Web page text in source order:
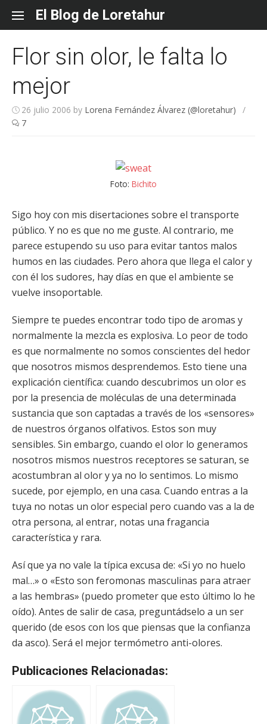
content
El Blog de Loretahur
Flor sin olor, le falta lo
mejor
26 julio 2006 by Lorena Fernández Álvarez (@loretahur)
/
7
Foto: Bichito
Sigo hoy con mis disertaciones sobre el transporte
público. Y no es que no me guste. Al contrario, me
parece estupendo su uso para evitar tantos malos
humos en las ciudades. Pero ahora que llega el calor y
con él los sudores, hay días en que el ambiente se
vuelve insoportable.
Siempre te puedes encontrar todo tipo de aromas y
normalmente la mezcla es explosiva. Lo peor de todo
es que normalmente no somos conscientes del hedor
que nosotros mismos desprendemos. Esto tiene una
explicación científica: cuando descubrimos un olor es
por la presencia de moléculas de una determinada
sustancia que son captadas a través de los «sensores»
de nuestros órganos olfativos. Estos son muy
sensibles. Sin embargo, cuando el olor lo generamos
nosotros mismos nuestros receptores se saturan, se
acostumbran al olor y ya no lo sentimos. Lo mismo
sucede, por ejemplo, en una casa. Cuando entras a la
tuya no notas un olor especial pero cuando vas a la de
otra persona, al entrar, notas una fragancia
característica y rara.
Así que ya no vale la típica excusa de: «Si yo no huelo
mal…» o «Esto son feromonas masculinas para atraer
a las hembras» (puedo prometer que esto último lo he
oído). Antes de salir de casa, preguntádselo a un ser
querido (de esos con los que piensas que la confianza
da asco). Será el mejor termómetro anti-olores.
Publicaciones Relacionadas: